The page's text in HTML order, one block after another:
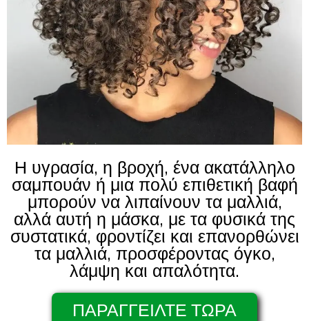
Η υγρασία, η βροχή, ένα ακατάλληλο
σαμπουάν ή μια πολύ επιθετική βαφή
μπορούν να λιπαίνουν τα μαλλιά,
αλλά αυτή η μάσκα, με τα φυσικά της
συστατικά, φροντίζει και επανορθώνει
τα μαλλιά, προσφέροντας όγκο,
λάμψη και απαλότητα.
ΠΑΡΑΓΓΕΙΛΤΕ ΤΩΡΑ